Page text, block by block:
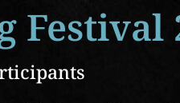
Festival